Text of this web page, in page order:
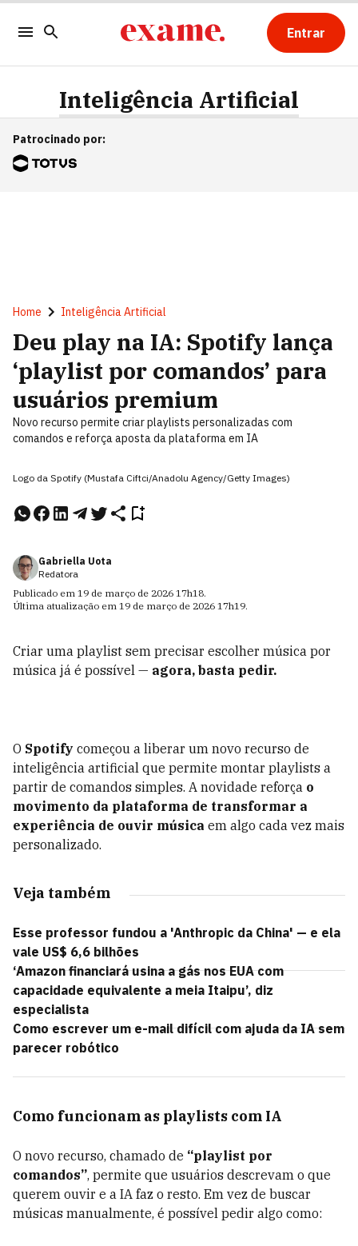
Entrar
Inteligência Artificial
Patrocinado por:
Home Inteligência Artificial
Deu play na IA: Spotify lança
‘playlist por comandos’ para
usuários premium
Novo recurso permite criar playlists personalizadas com
comandos e reforça aposta da plataforma em IA
Logo da Spotify (Mustafa Ciftci/Anadolu Agency/Getty Images)
Gabriella Uota
Redatora
Publicado em 19 de março de 2026 17h18.
Última atualização em 19 de março de 2026 17h19.
Criar uma playlist sem precisar escolher música por
música já é possível — agora, basta pedir.
O Spotify começou a liberar um novo recurso de
inteligência artificial que permite montar playlists a
partir de comandos simples. A novidade reforça o
movimento da plataforma de transformar a
experiência de ouvir música em algo cada vez mais
personalizado.
Veja também
Esse professor fundou a 'Anthropic da China' — e ela
vale US$ 6,6 bilhões
‘Amazon financiará usina a gás nos EUA com
capacidade equivalente a meia Itaipu’, diz
especialista
Como escrever um e-mail difícil com ajuda da IA sem
parecer robótico
Como funcionam as playlists com IA
O novo recurso, chamado de “playlist por
comandos”, permite que usuários descrevam o que
querem ouvir e a IA faz o resto. Em vez de buscar
músicas manualmente, é possível pedir algo como: